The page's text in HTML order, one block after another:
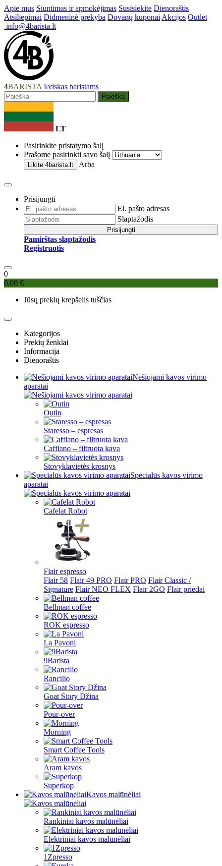
Apie mus Siuntimas ir apmokėjimas Susisiekite Dienoraštis
Atsiliepimai Didmeninė prekyba Dovanų kuponai Akcijos Outlet
info@4barista.lt
4BARISTA .ltviskas baristams
Paieška
LT
Pasirinkite pristatymo šalį
Prašome pasirinkti savo šalį
Likite 4barista.lt Arba
Prisijungti
El. pašto adresas
Slaptažodis
Prisijungti
Pamirštas slaptažodis
Registruotis
0
0,00 €
Jūsų prekių krepšelis tuščias
Kategorijos
Prekių ženklai
Informacija
Dienoraštis
Nešiojami kavos virimo
aparatai
Outin
Staresso – espresas
Cafflano – filtruota kava
Stovyklavietės krosnys
Specialūs kavos virimo
aparatai
Cafelat Robot
Flair espresso
Flair 58 Flair 49 PRO Flair PRO Flair Classic /
Signature Flair NEO FLEX Flair 2GO Flair priedai
Bellman coffee
ROK espresso
La Pavoni
9Barista
Rancilio
Goat Story Džina
Pour-over
Morning
Smart Coffee Tools
Aram kavos
Superkop
Kavos malūnėliai
Rankiniai kavos malūnėliai
Elektriniai kavos malūnėliai
1Zpresso